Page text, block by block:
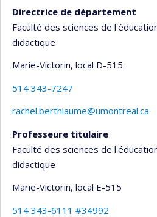
Directrice de département
Faculté des sciences de
didactique
Marie-Victorin, local D-515
514 343-7247
rachel.berthiaume@umontreal.ca
Professeure titulaire
Faculté des sciences de
didactique
Marie-Victorin, local E-515
514 343-6111 #34992